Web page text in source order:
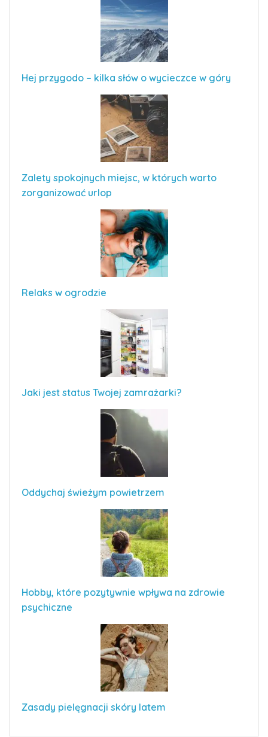
Hej przygodo – kilka słów o wycieczce w góry
Zalety spokojnych miejsc, w których warto
zorganizować urlop
Relaks w ogrodzie
Jaki jest status Twojej zamrażarki?
Oddychaj świeżym powietrzem
Hobby, które pozytywnie wpływa na zdrowie
psychiczne
Zasady pielęgnacji skóry latem